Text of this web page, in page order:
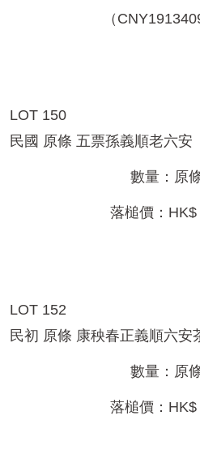
（
LOT 150
民國 原條 五票孫義順老六安
數量：原
落槌價：
LOT 152
民初 原條 康秧春正義順六安
數量：原
落槌價：